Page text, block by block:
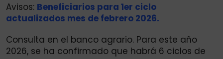
Avisos: Beneficiarios para 1er ciclo
actualizados mes de febrero 2026.
Consulta en el banco agrario. Para este año
2026, se ha confirmado que habrá 6 ciclos de